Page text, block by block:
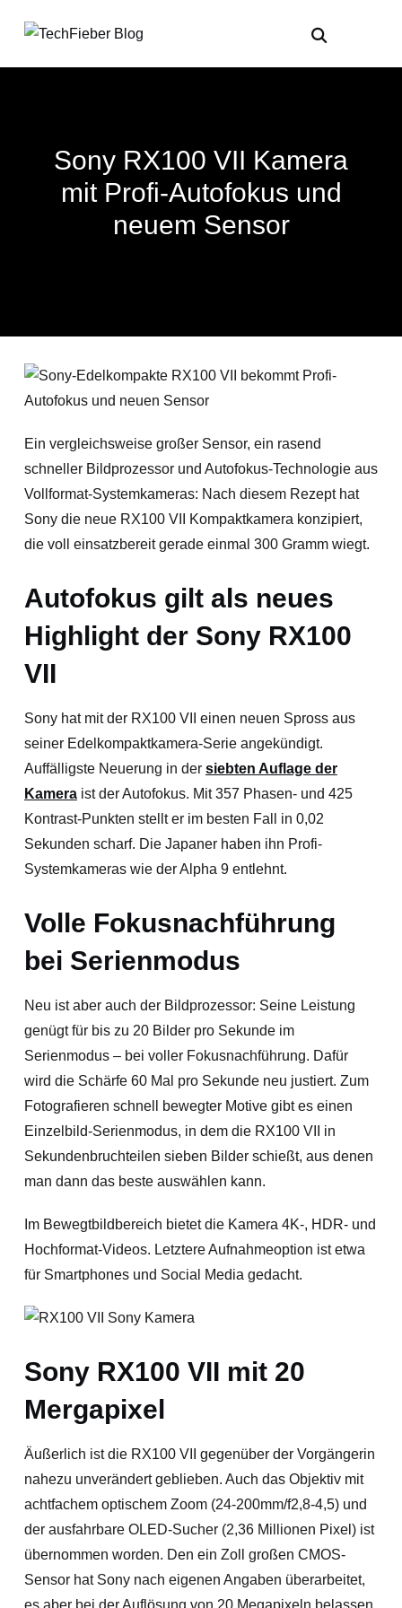
Sony RX100 VII Kamera
mit Profi-Autofokus und
neuem Sensor
Ein vergleichsweise großer Sensor, ein rasend
schneller Bildprozessor und Autofokus-Technologie aus
Vollformat-Systemkameras: Nach diesem Rezept hat
Sony die neue RX100 VII Kompaktkamera konzipiert,
die voll einsatzbereit gerade einmal 300 Gramm wiegt.
Autofokus gilt als neues
Highlight der Sony RX100
VII
Sony hat mit der RX100 VII einen neuen Spross aus
seiner Edelkompaktkamera-Serie angekündigt.
Auffälligste Neuerung in der siebten Auflage der
Kameraist der Autofokus. Mit 357 Phasen- und 425
Kontrast-Punkten stellt er im besten Fall in 0,02
Sekunden scharf. Die Japaner haben ihn Profi-
Systemkameras wie der Alpha 9 entlehnt.
Volle Fokusnachführung
bei Serienmodus
Neu ist aber auch der Bildprozessor: Seine Leistung
genügt für bis zu 20 Bilder pro Sekunde im
Serienmodus – bei voller Fokusnachführung. Dafür
wird die Schärfe 60 Mal pro Sekunde neu justiert. Zum
Fotografieren schnell bewegter Motive gibt es einen
Einzelbild-Serienmodus, in dem die RX100 VII in
Sekundenbruchteilen sieben Bilder schießt, aus denen
man dann das beste auswählen kann.
Im Bewegtbildbereich bietet die Kamera 4K-, HDR- und
Hochformat-Videos. Letztere Aufnahmeoption ist etwa
für Smartphones und Social Media gedacht.
Sony RX100 VII mit 20
Mergapixel
Äußerlich ist die RX100 VII gegenüber der Vorgängerin
nahezu unverändert geblieben. Auch das Objektiv mit
achtfachem optischem Zoom (24-200mm/f2,8-4,5) und
der ausfahrbare OLED-Sucher (2,36 Millionen Pixel) ist
übernommen worden. Den ein Zoll großen CMOS-
Sensor hat Sony nach eigenen Angaben überarbeitet,
es aber bei der Auflösung von 20 Megapixeln belassen.